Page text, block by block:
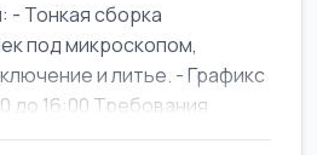
- Тонкая сборка
под микроскопом,
и литье. - Графикс
до 16:00 Требования...